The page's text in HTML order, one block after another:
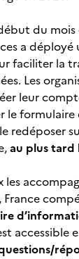
du mois
a déployé
faciliter la
Les
leur
le formulaire
redéposer
au plus tard
les
accessible